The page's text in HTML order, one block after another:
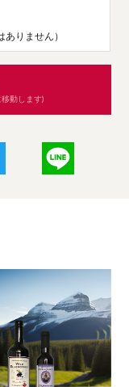
りません）
動します)